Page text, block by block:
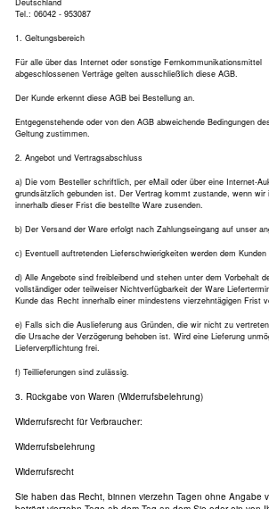
Tel.: 06042 - 953087
1. Geltungsbereich
Für alle über das Internet oder sonstige Fernkommunikationsmittel
abgeschlossenen Verträge gelten ausschließlich diese AGB.
Der Kunde erkennt diese AGB bei Bestellung an.
Entgegenstehende oder von den AGB abweichende Bedingungen
Geltung zustimmen.
2. Angebot und Vertragsabschluss
a) Die vom Besteller schriftlich, per eMail oder über eine Internet-
grundsätzlich gebunden ist. Der Vertrag kommt zustande, wenn
innerhalb dieser Frist die bestellte Ware zusenden.
b) Der Versand der Ware erfolgt nach Zahlungseingang auf unser
c) Eventuell auftretenden Lieferschwierigkeiten werden dem
d) Alle Angebote sind freibleibend und stehen unter dem Vorbehalt
vollständiger oder teilweiser Nichtverfügbarkeit der Ware
Kunde das Recht innerhalb einer mindestens vierzehntägigen Frist
e) Falls sich die Auslieferung aus Gründen, die wir nicht zu
die Ursache der Verzögerung behoben ist. Wird eine Lieferung
Lieferverpflichtung frei.
f) Teillieferungen sind zulässig.
3. Rückgabe von Waren (Widerrufsbelehrung)
Widerrufsrecht für Verbraucher:
Widerrufsbelehrung
Widerrufsrecht
Sie haben das Recht, binnen vierzehn Tagen ohne Angabe